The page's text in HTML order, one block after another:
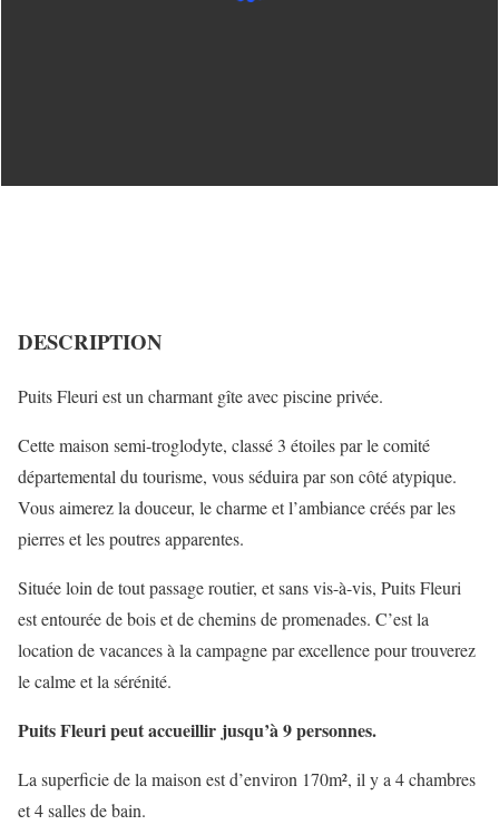
DESCRIPTION
Puits Fleuri est un charmant gîte avec piscine privée.
Cette maison semi-troglodyte, classé 3 étoiles par le comité
départemental du tourisme, vous séduira par son côté atypique.
Vous aimerez la douceur, le charme et l’ambiance créés par les
pierres et les poutres apparentes.
Située loin de tout passage routier, et sans vis-à-vis, Puits Fleuri
est entourée de bois et de chemins de promenades. C’est la
location de vacances à la campagne par excellence pour trouverez
le calme et la sérénité.
Puits Fleuri peut accueillir jusqu’à 9 personnes.
La superficie de la maison est d’environ 170m², il y a 4 chambres
et 4 salles de bain.